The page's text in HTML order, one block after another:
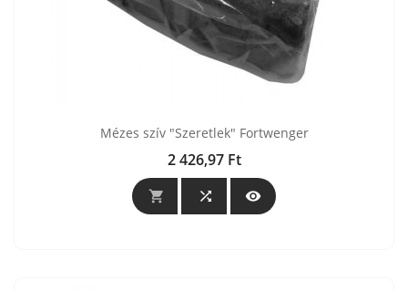
Mézes szív "Szeretlek" Fortwenger
Ár
2 426,97 Ft
  